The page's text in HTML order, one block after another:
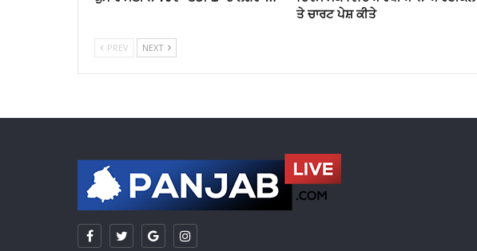
ਤੇ ਚਾਰਟ ਪੇਸ਼ ਕੀਤੇ
PREV NEXT